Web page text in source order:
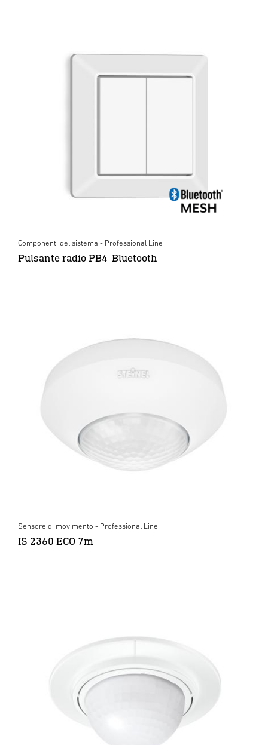
Componenti del sistema - Professional Line
Pulsante radio PB4-Bluetooth
Sensore di movimento - Professional Line
IS 2360 ECO 7m